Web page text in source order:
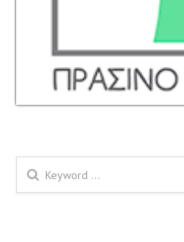
Φόρμα αναζήτησης